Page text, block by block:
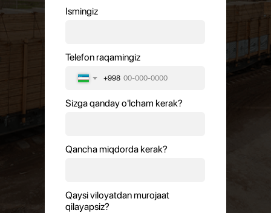
Ismingiz
Telefon raqamingiz
+998
Sizga qanday o'lcham kerak?
Qancha miqdorda kerak?
Qaysi viloyatdan murojaat
qilayapsiz?